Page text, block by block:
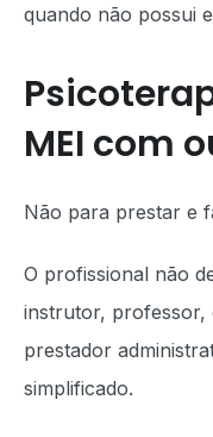
quando não possui
MEI com
Não para prestar e
O profissional não
instrutor, professor,
prestador
simplificado.